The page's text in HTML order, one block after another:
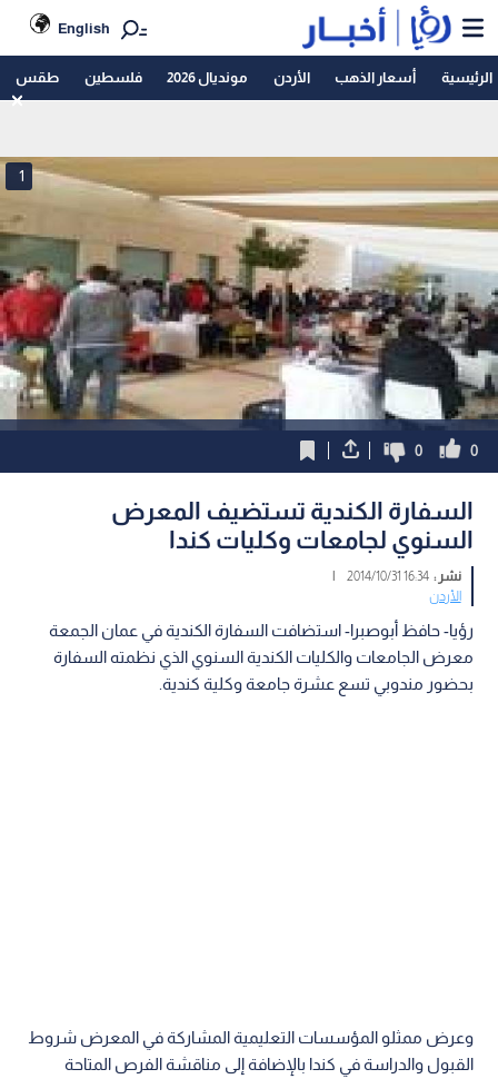
English
الرئيسية أسعار الذهب الأردن مونديال 2026 فلسطين طقس
1
0
0
السفارة الكندية تستضيف المعرض
السنوي لجامعات وكليات كندا
نشر :16:34 2014/10/31
|
الأردن
رؤيا- حافظ أبوصبرا- استضافت السفارة الكندية في عمان الجمعة
معرض الجامعات والكليات الكندية السنوي الذي نظمته السفارة
بحضور مندوبي تسع عشرة جامعة وكلية كندية.
وعرض ممثلو المؤسسات التعليمية المشاركة في المعرض شروط
القبول والدراسة في كندا بالإضافة إلى مناقشة الفرص المتاحة